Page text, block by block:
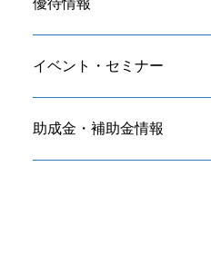
優待情報
イベント・セミナー
助成金・補助金情報